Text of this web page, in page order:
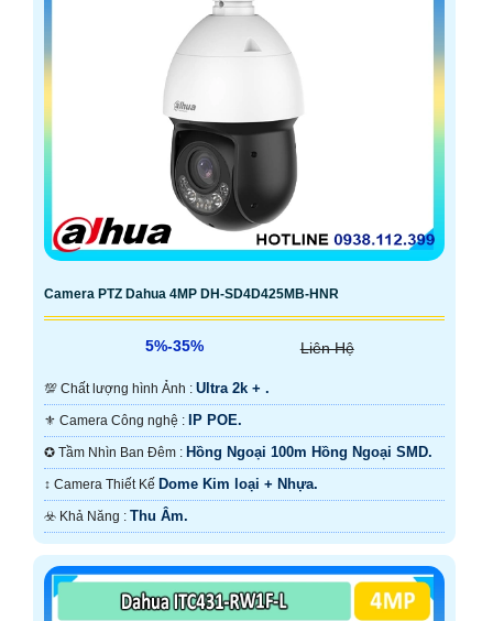
Camera PTZ Dahua 4MP DH-SD4D425MB-HNR
5%-35% Liên Hệ
💯 Chất lượng hình Ảnh : Ultra 2k + .
⚜️ Camera Công nghệ : IP POE.
✪ Tầm Nhìn Ban Đêm : Hồng Ngoại 100m Hồng Ngoại SMD.
↕️ Camera Thiết Kế Dome Kim loại + Nhựa.
️☣️ Khả Năng : Thu Âm.